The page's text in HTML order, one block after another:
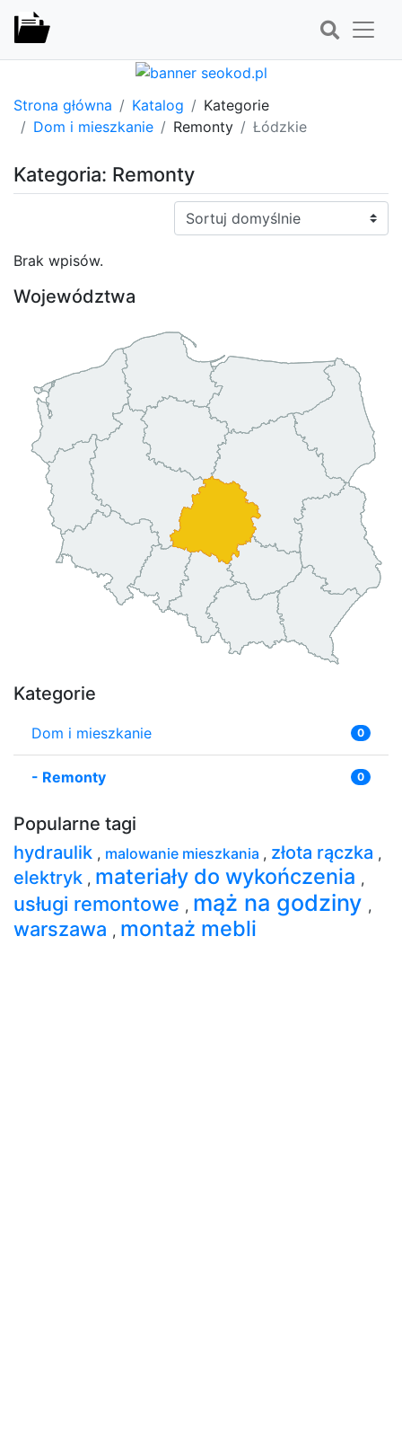
Strona główna Katalog
Kategorie
Dom i mieszkanie
Remonty Łódzkie
Kategoria: Remonty
Sortuj:
Brak wpisów.
Województwa
Kategorie
Dom i mieszkanie 0
- Remonty 0
Popularne tagi
hydraulik , malowanie mieszkania , złota rączka ,
elektryk , materiały do wykończenia ,
usługi remontowe , mąż na godziny ,
warszawa , montaż mebli